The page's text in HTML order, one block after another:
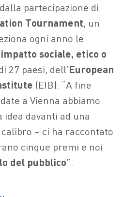
partecipazione di
Tournament, un
ogni anno le
sociale, etico o
27 paesi, dell’European
(EIB): “A fine
a Vienna abbiamo
davanti ad una
– ci ha raccontato
cinque premi e noi
del pubblico”.